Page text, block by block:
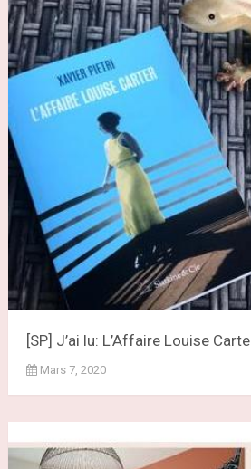
[SP] J’ai lu: L’Affaire Louise
Mars 7, 2020